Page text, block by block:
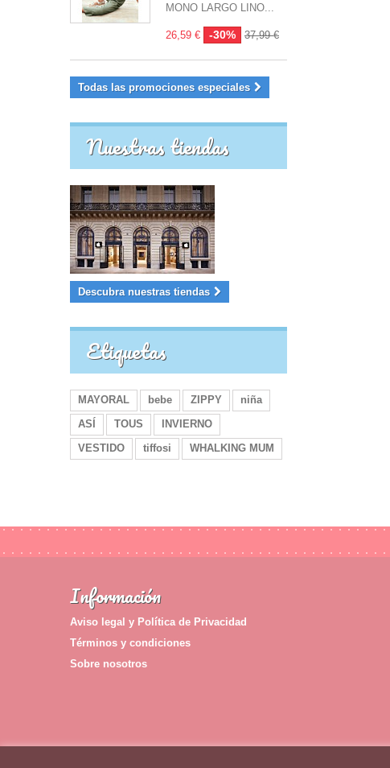
MONO LARGO LINO...
26,59 € -30% 37,99 €
Todas las promociones especiales
Nuestras tiendas
Descubra nuestras tiendas
Etiquetas
MAYORAL bebe ZIPPY
niña
ASÍ
TOUS
INVIERNO
VESTIDO
tiffosi WHALKING MUM
Información
Aviso legal y Política de Privacidad
Términos y condiciones
Sobre nosotros